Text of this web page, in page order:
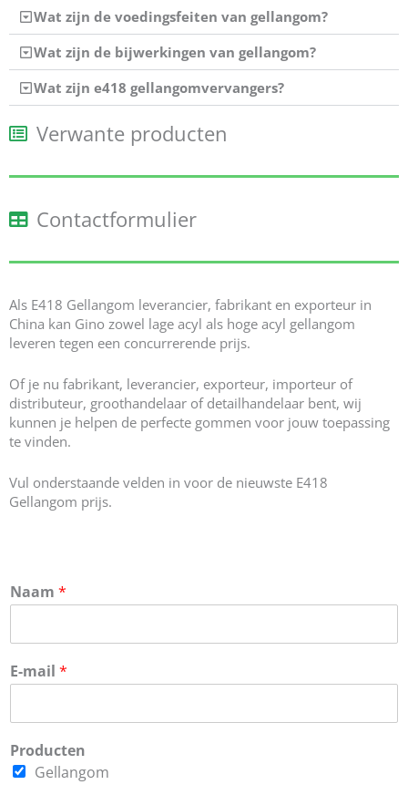
Wat zijn de voedingsfeiten van gellangom?
Wat zijn de bijwerkingen van gellangom?
Wat zijn e418 gellangomvervangers?
Verwante producten
Contactformulier
Als E418 Gellangom leverancier, fabrikant en exporteur in
China kan Gino zowel lage acyl als hoge acyl gellangom
leveren tegen een concurrerende prijs.
Of je nu fabrikant, leverancier, exporteur, importeur of
distributeur, groothandelaar of detailhandelaar bent, wij
kunnen je helpen de perfecte gommen voor jouw toepassing
te vinden.
Vul onderstaande velden in voor de nieuwste E418
Gellangom prijs.
Naam *
E-mail *
Producten
Gellangom